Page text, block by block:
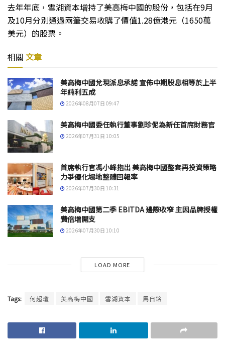
去年年底，雪湖資本增持了美高梅中國的股份，包括在9月
及10月分別通過兩筆交易收購了價值1.28億港元（1650萬
美元）的股票。
相關 文章
美高梅中國兌現派息承諾 宣佈中期股息相等於上半
年純利五成
2026年08月07日 09:47
美高梅中國委任執行董事劉珍伲為新任首席財務官
2026年07月31日 10:05
首席執行官馮小峰指出 美高梅中國整套再投資策略
力爭優化場地整體回報率
2026年07月30日 10:31
美高梅中國第二季 EBITDA 邊際收窄 主因品牌授權
費倍增開支
2026年07月30日 10:10
LOAD MORE
Tags: 何超瓊 美高梅中國 雪湖資本 馬自銘